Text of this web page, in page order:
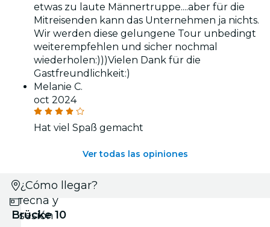
etwas zu laute Männertruppe....aber für die
Mitreisenden kann das Unternehmen ja nichts.
Wir werden diese gelungene Tour unbedingt
weiterempfehlen und sicher nochmal
wiederholen:)))Vielen Dank für die
Gastfreundlichkeit:)
Melanie C.
oct 2024
Hat viel Spaß gemacht
Ver todas las opiniones
Selecciona
fecha y
sesión
¿Cómo llegar?
Brücke 10